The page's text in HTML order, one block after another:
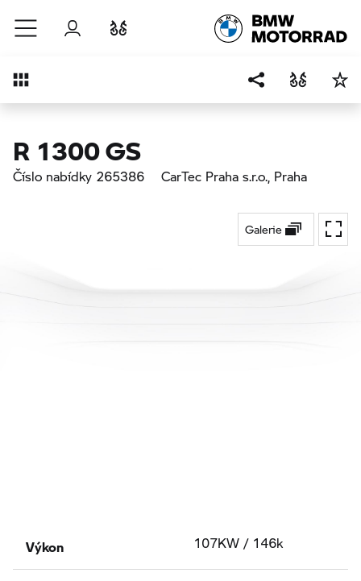
Přejít na hlavní obsah
Přihlášení
Přehled
R 1300 GS
Číslo nabídky 265386 CarTec Praha s.r.o., Praha
Galerie
Výkon 107KW / 146k